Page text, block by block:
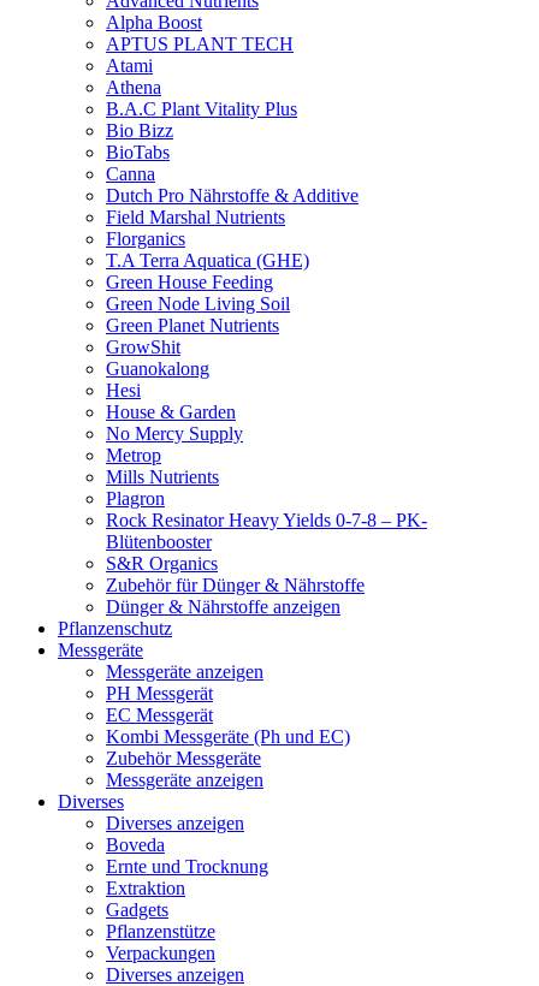
Alpha Boost
APTUS PLANT TECH
Atami
Athena
B.A.C Plant Vitality Plus
Bio Bizz
BioTabs
Canna
Dutch Pro Nährstoffe & Additive
Field Marshal Nutrients
Florganics
T.A Terra Aquatica (GHE)
Green House Feeding
Green Node Living Soil
Green Planet Nutrients
GrowShit
Guanokalong
Hesi
House & Garden
No Mercy Supply
Metrop
Mills Nutrients
Plagron
Rock Resinator Heavy Yields 0-7-8 – PK-
Blütenbooster
S&R Organics
Zubehör für Dünger & Nährstoffe
Dünger & Nährstoffe anzeigen
Pflanzenschutz
Messgeräte
Messgeräte anzeigen
PH Messgerät
EC Messgerät
Kombi Messgeräte (Ph und EC)
Zubehör Messgeräte
Messgeräte anzeigen
Diverses
Diverses anzeigen
Boveda
Ernte und Trocknung
Extraktion
Gadgets
Pflanzenstütze
Verpackungen
Diverses anzeigen